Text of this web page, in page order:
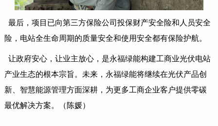
最后，项目已向第三方保险公司投保财产安全险和人员安全
险，电站全生命周期的质量安全和使用安全都有保险护航。
让政府安心，让业主放心，是永福绿能构建工商业光伏电站
产业生态的根本宗旨。未来，永福绿能将继续在光伏产品创
新、智慧能源管理方面深耕，为更多工商企业客户提供零碳
最优解决方案。（陈媛）